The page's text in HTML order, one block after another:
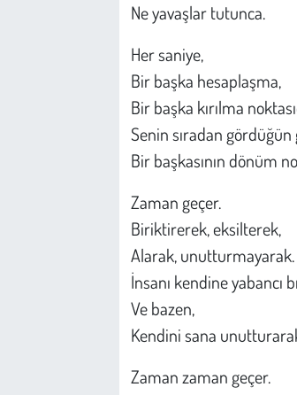
Ne yavaşlar tutunca.
Her saniye,
Bir başka hesaplaşma,
Bir başka kırılma
Senin sıradan gördüğün
Bir başkasının dönüm
Zaman geçer.
Biriktirerek, eksilterek,
Alarak, unutturmayarak.
İnsanı kendine yabancı
Ve bazen,
Kendini sana
Zaman zaman geçer.